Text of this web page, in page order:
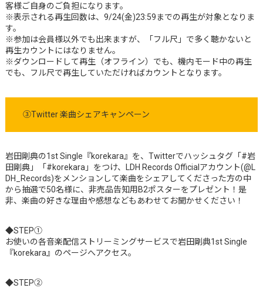
客様ご自身のご負担になります。
※表示される再生回数は、9/24(金)23:59までの再生が対象となりま
す。
※参加は会員様以外でも出来ますが、「フル尺」で多く聴かないと
再生カウントにはなりません。
※ダウンロードして再生（オフライン）でも、機内モード中の再生
でも、フル尺で再生していただければカウントとなります。
③Twitter 楽曲シェアキャンペーン
岩田剛典の1st Single『korekara』を、Twitterでハッシュタグ「#岩
田剛典」「#korekara」をつけ、LDH Records Officialアカウント(@L
DH_Records)をメンションして楽曲をシェアしてくださった方の中
から抽選で50名様に、非売品告知用B2ポスターをプレゼント！是
非、楽曲の好きな理由や感想などもあわせてお聞かせください！
◆STEP①
お使いの各音楽配信ストリーミングサービスで岩田剛典1st Single
『korekara』のページへアクセス。
◆STEP②